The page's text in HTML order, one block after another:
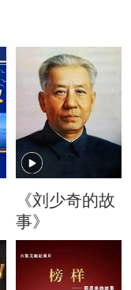
《刘少奇的故
事》